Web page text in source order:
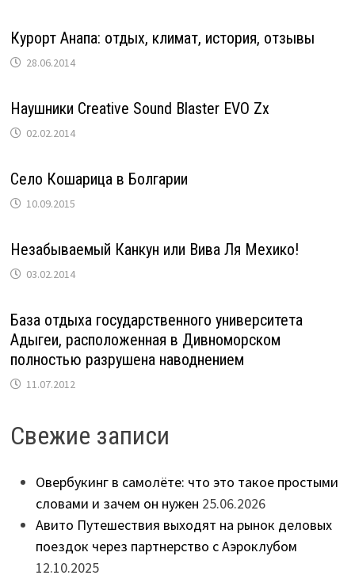
Курорт Анапа: отдых, климат, история, отзывы
28.06.2014
Наушники Creative Sound Blaster EVO Zx
02.02.2014
Село Кошарица в Болгарии
10.09.2015
Незабываемый Канкун или Вива Ля Мехико!
03.02.2014
База отдыха государственного университета
Адыгеи, расположенная в Дивноморском
полностью разрушена наводнением
11.07.2012
Свежие записи
Овербукинг в самолёте: что это такое простыми
словами и зачем он нужен 25.06.2026
Авито Путешествия выходят на рынок деловых
поездок через партнерство с Аэроклубом
12.10.2025